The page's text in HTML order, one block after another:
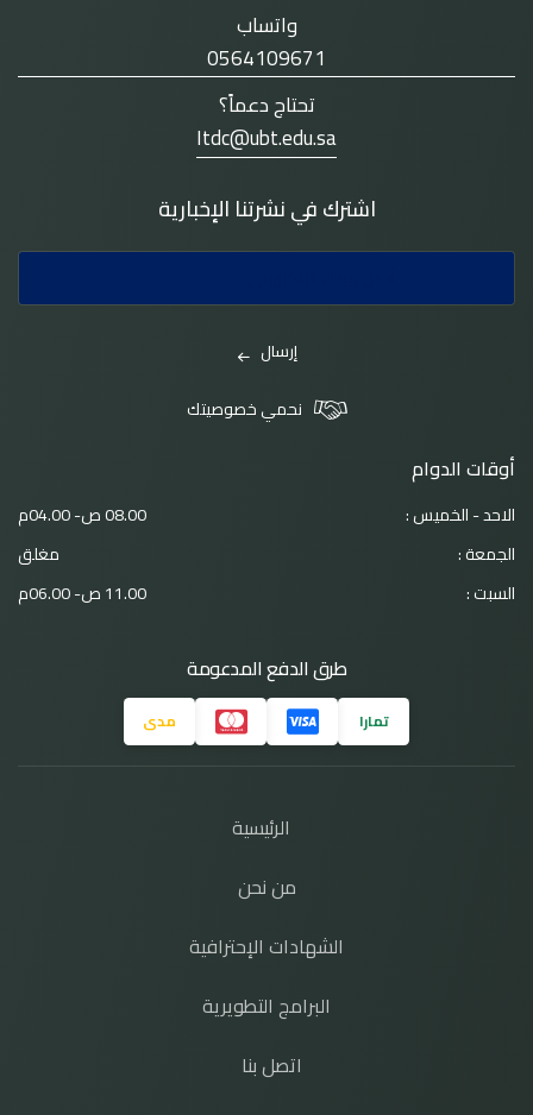
واتساب
0564109671
تحتاج دعماً؟
Itdc@ubt.edu.sa
اشترك في نشرتنا الإخبارية
إرسال
نحمي خصوصيتك
أوقات الدوام
الاحد - الخميس :
08.00 ص- 04.00م
الجمعة :
مغلق
السبت :
11.00 ص- 06.00م
طرق الدفع المدعومة
تمارا مدى
الرئيسية
من نحن
الشهادات الإحترافية
البرامج التطويرية
اتصل بنا